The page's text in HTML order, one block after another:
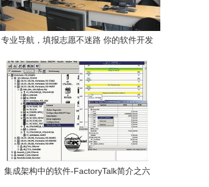
专业导航，填报志愿不迷路 你的软件开发
集成架构中的软件-FactoryTalk简介之六